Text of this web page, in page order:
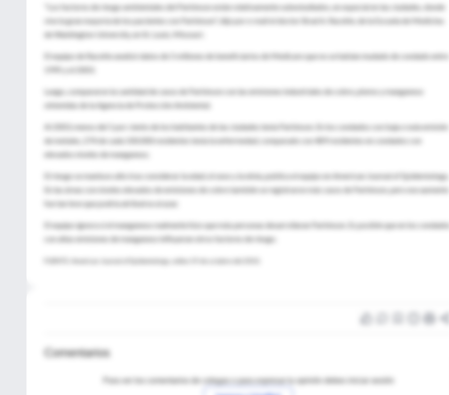
"Los factores de riesgo ambientales del Parkinson están relativamente subestudiados, en especial en las ciudades, donde
vive la gran mayoría de los pacientes con Parkinson", dijo por e-mail el doctor Brad A. Racette, de la Escuela de Medicina
de Washington University, en St. Louis, Missouri.
El equipo de Racette analizó datos de 5 millones de beneficiarios de Medicare que no se habían mudado de condado entre
1995 y el 2003.
Luego, compararon la cantidad de casos de Parkinson con las emisiones industriales de cobre, plomo y manganeso
obtenidas de la Agencia de Protección Ambiental.
Al 2003, menos del 1 por ciento de los habitantes de las ciudades tenía Parkinson. En los condados con baja o nula emisión
de metales, 274 de cada 100.000 residentes tenía la enfermedad, comparado con 489 residentes en condados con
elevados niveles de manganeso.
El riesgo se mantuvo alto tras considerar la edad, el sexo y la etnia, publica el equipo en American Journal of Epidemiology.
En las áreas con niveles elevados de emisiones de cobre también se registraron más casos de Parkinson, pero ese aumento
fue tan leve que podría atribuirse al azar.
El equipo ignora si el manganeso realmente hizo que más personas desarrollaran Parkinson. Es posible que en los condados
con altas emisiones de manganeso influyeran otros factores de riesgo.
FUENTE: American Journal of Epidemiology, online 19 de octubre del 2010.
Comentarios
Para ver los comentarios de colegas o para expresar tu opinión debes iniciar sesión